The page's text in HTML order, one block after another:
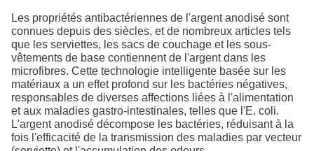
Les propriétés antibactériennes de l'argent anodisé sont
connues depuis des siècles, et de nombreux articles tels
que les serviettes, les sacs de couchage et les sous-
vêtements de base contiennent de l'argent dans les
microfibres. Cette technologie intelligente basée sur les
matériaux a un effet profond sur les bactéries négatives,
responsables de diverses affections liées à l'alimentation
et aux maladies gastro-intestinales, telles que l'E. coli.
L'argent anodisé décompose les bactéries, réduisant à la
fois l'efficacité de la transmission des maladies par vecteur